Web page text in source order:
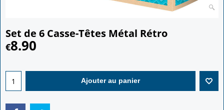
Set de 6 Casse-Têtes Métal Rétro
€8.90
Ajouter au panier